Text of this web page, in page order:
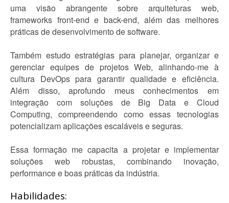
uma visão abrangente sobre arquiteturas web,
frameworks front-end e back-end, além das melhores
práticas de desenvolvimento de software.
Também estudo estratégias para planejar, organizar e
gerenciar equipes de projetos Web, alinhando-me à
cultura DevOps para garantir qualidade e eficiência.
Além disso, aprofundo meus conhecimentos em
integração com soluções de Big Data e Cloud
Computing, compreendendo como essas tecnologias
potencializam aplicações escaláveis e seguras.
Essa formação me capacita a projetar e implementar
soluções web robustas, combinando inovação,
performance e boas práticas da indústria.
Habilidades: